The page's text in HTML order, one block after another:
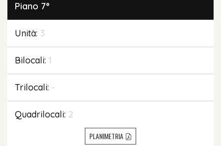
Piano 7°
Unità: 3
Bilocali: 1
Trilocali: -
Quadrilocali: 2
PLANIMETRIA